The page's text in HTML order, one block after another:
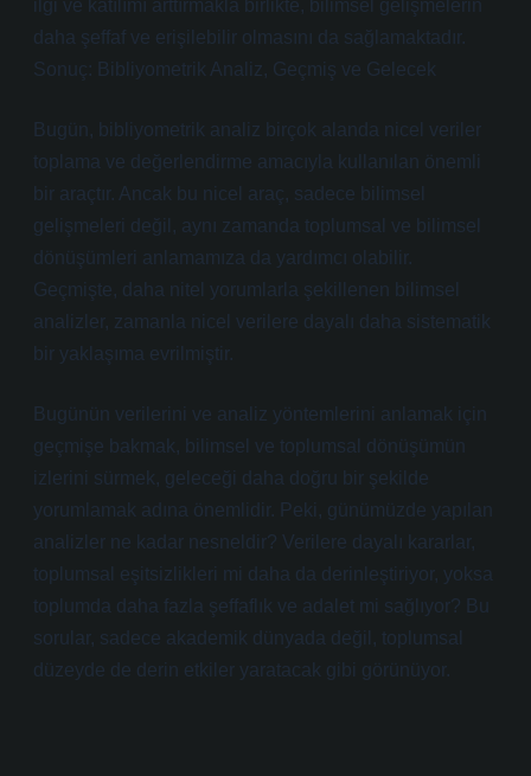
ilgi ve katılımı arttırmakla birlikte, bilimsel gelişmelerin
daha şeffaf ve erişilebilir olmasını da sağlamaktadır.
Sonuç: Bibliyometrik Analiz, Geçmiş ve Gelecek
Bugün, bibliyometrik analiz birçok alanda nicel veriler
toplama ve değerlendirme amacıyla kullanılan önemli
bir araçtır. Ancak bu nicel araç, sadece bilimsel
gelişmeleri değil, aynı zamanda toplumsal ve bilimsel
dönüşümleri anlamamıza da yardımcı olabilir.
Geçmişte, daha nitel yorumlarla şekillenen bilimsel
analizler, zamanla nicel verilere dayalı daha sistematik
bir yaklaşıma evrilmiştir.
Bugünün verilerini ve analiz yöntemlerini anlamak için
geçmişe bakmak, bilimsel ve toplumsal dönüşümün
izlerini sürmek, geleceği daha doğru bir şekilde
yorumlamak adına önemlidir. Peki, günümüzde yapılan
analizler ne kadar nesneldir? Verilere dayalı kararlar,
toplumsal eşitsizlikleri mi daha da derinleştiriyor, yoksa
toplumda daha fazla şeffaflık ve adalet mi sağlıyor? Bu
sorular, sadece akademik dünyada değil, toplumsal
düzeyde de derin etkiler yaratacak gibi görünüyor.